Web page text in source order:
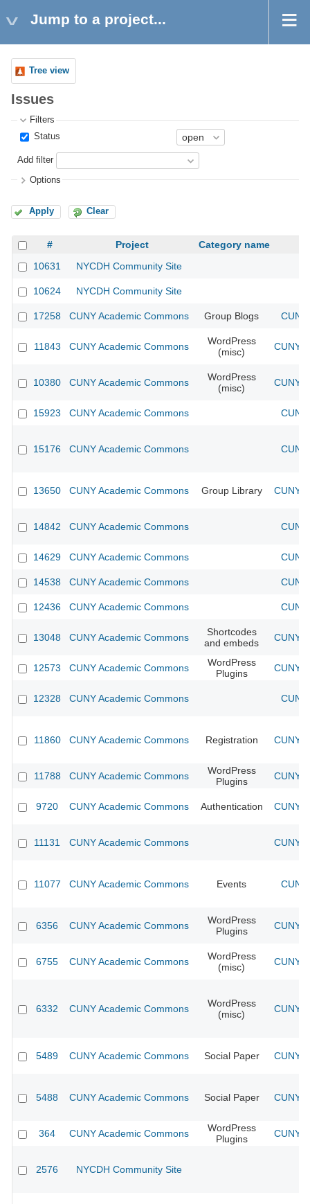
Jump to a project...
Tree view
Issues
Filters
Status
Add filter
Options
Apply Clear
# Project
Category name
10631
NYCDH Community Site
10624 NYCDH Community Site
17258 CUNY Academic Commons Group Blogs
11843 CUNY Academic Commons
WordPress
(misc)
CUNY
10380 CUNY Academic Commons
WordPress
(misc)
CUNY
15923 CUNY Academic Commons
15176 CUNY Academic Commons
13650 CUNY Academic Commons Group Library CUNY
14842 CUNY Academic Commons
14629 CUNY Academic Commons
14538 CUNY Academic Commons
12436 CUNY Academic Commons
13048 CUNY Academic Commons
Shortcodes
and embeds
CUNY
12573 CUNY Academic Commons
WordPress
Plugins
CUNY
12328 CUNY Academic Commons
11860 CUNY Academic Commons Registration CUNY
11788 CUNY Academic Commons
WordPress
Plugins
CUNY
9720 CUNY Academic Commons Authentication CUNY
11131 CUNY Academic Commons CUNY
11077 CUNY Academic Commons Events
6356 CUNY Academic Commons
WordPress
Plugins
CUNY
6755 CUNY Academic Commons
WordPress
(misc)
CUNY
6332 CUNY Academic Commons
WordPress
(misc)
CUNY
5489 CUNY Academic Commons Social Paper CUNY
5488 CUNY Academic Commons Social Paper CUNY
364 CUNY Academic Commons
WordPress
Plugins
CUNY
2576 NYCDH Community Site